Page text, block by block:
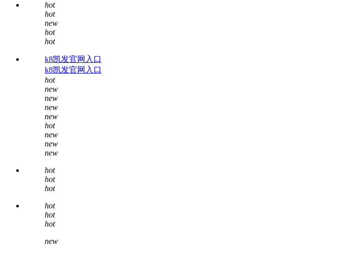
hot
hot
new
hot
hot
k8凯发官网入口
k8凯发官网入口
hot
new
new
new
new
hot
new
new
new
hot
hot
hot
hot
hot
hot
new